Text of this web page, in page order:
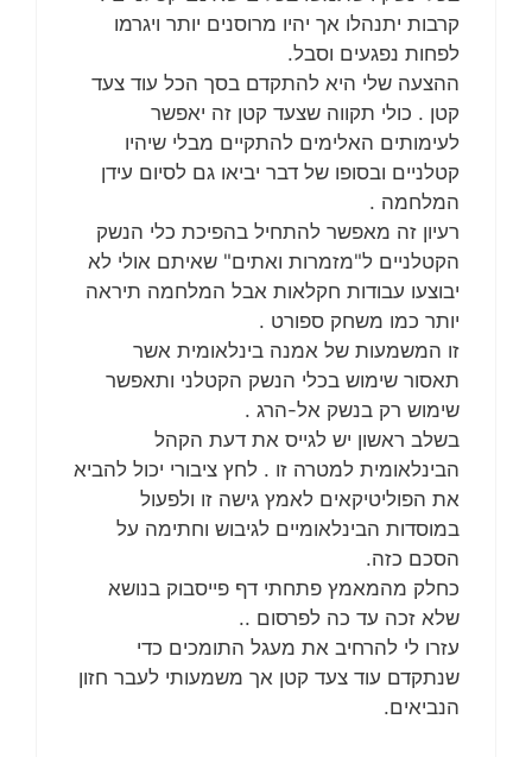
קרבות יתנהלו אך יהיו מרוסנים יותר ויגרמו
לפחות נפגעים וסבל.
ההצעה שלי היא להתקדם בסך הכל עוד צעד
קטן . כולי תקווה שצעד קטן זה יאפשר
לעימותים האלימים להתקיים מבלי שיהיו
קטלניים ובסופו של דבר יביאו גם לסיום עידן
המלחמה .
רעיון זה מאפשר להתחיל בהפיכת כלי הנשק
הקטלניים ל"מזמרות ואתים" שאיתם אולי לא
יבוצעו עבודות חקלאות אבל המלחמה תיראה
יותר כמו משחק ספורט .
זו המשמעות של אמנה בינלאומית אשר
תאסור שימוש בכלי הנשק הקטלני ותאפשר
שימוש רק בנשק אל-הרג .
בשלב ראשון יש לגייס את דעת הקהל
הבינלאומית למטרה זו . לחץ ציבורי יכול להביא
את הפוליטיקאים לאמץ גישה זו ולפעול
במוסדות הבינלאומיים לגיבוש וחתימה על
הסכם כזה.
כחלק מהמאמץ פתחתי דף פייסבוק בנושא
שלא זכה עד כה לפרסום ..
עזרו לי להרחיב את מעגל התומכים כדי
שנתקדם עוד צעד קטן אך משמעותי לעבר חזון
הנביאים.